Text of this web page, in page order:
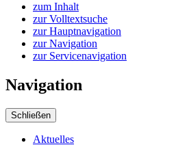
zum Inhalt
zur Volltextsuche
zur Hauptnavigation
zur Navigation
zur Servicenavigation
Navigation
Schließen
Aktuelles